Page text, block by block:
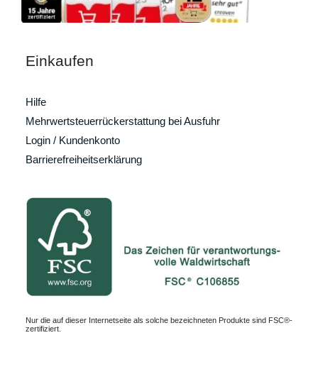
Einkaufen
Hilfe
Mehrwertsteuerrückerstattung bei Ausfuhr
Login / Kundenkonto
Barrierefreiheitserklärung
Nur die auf dieser Internetseite als solche bezeichneten Produkte sind FSC®-
zertifiziert.